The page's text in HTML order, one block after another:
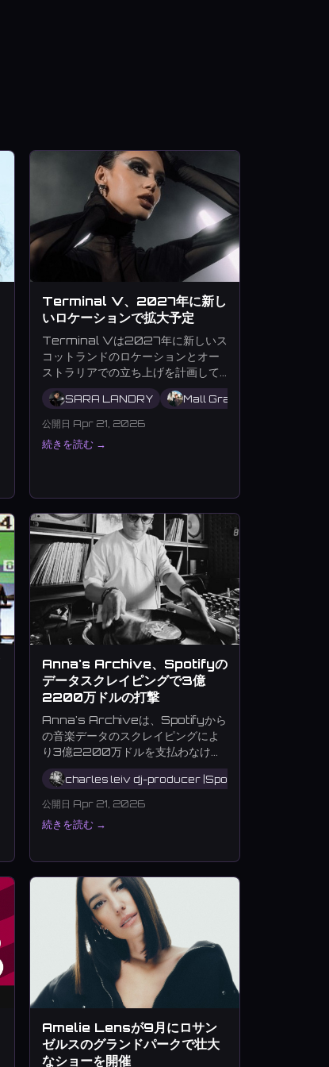
Felixculpah
Betsy Mae
Terminal V、2027年に新し
いロケーションで拡大予定
Terminal Vは2027年に新しいス
コットランドのロケーションとオー
ストラリアでの立ち上げを計画して
います。
SARA LANDRY Mall Grab
公開日 Apr 21, 2026
続きを読む →
Anna's Archive、Spotifyの
データスクレイピングで3億
2200万ドルの打撃
Anna's Archiveは、Spotifyから
の音楽データのスクレイピングによ
り3億2200万ドルを支払わなけれ
ばならない。
charles leiv dj-producer |Spotify Artist
公開日 Apr 21, 2026
続きを読む →
Amelie Lensが9月にロサン
ゼルスのグランドパークで壮大
なショーを開催